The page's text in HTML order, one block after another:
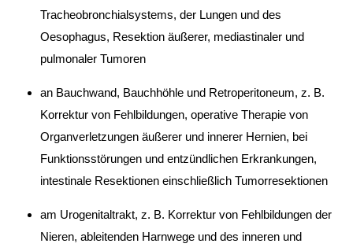
Tracheobronchialsystems, der Lungen und des
Oesophagus, Resektion äußerer, mediastinaler und
pulmonaler Tumoren
an Bauchwand, Bauchhöhle und Retroperitoneum, z. B.
Korrektur von Fehlbildungen, operative Therapie von
Organverletzungen äußerer und innerer Hernien, bei
Funktionsstörungen und entzündlichen Erkrankungen,
intestinale Resektionen einschließlich Tumorresektionen
am Urogenitaltrakt, z. B. Korrektur von Fehlbildungen der
Nieren, ableitenden Harnwege und des inneren und